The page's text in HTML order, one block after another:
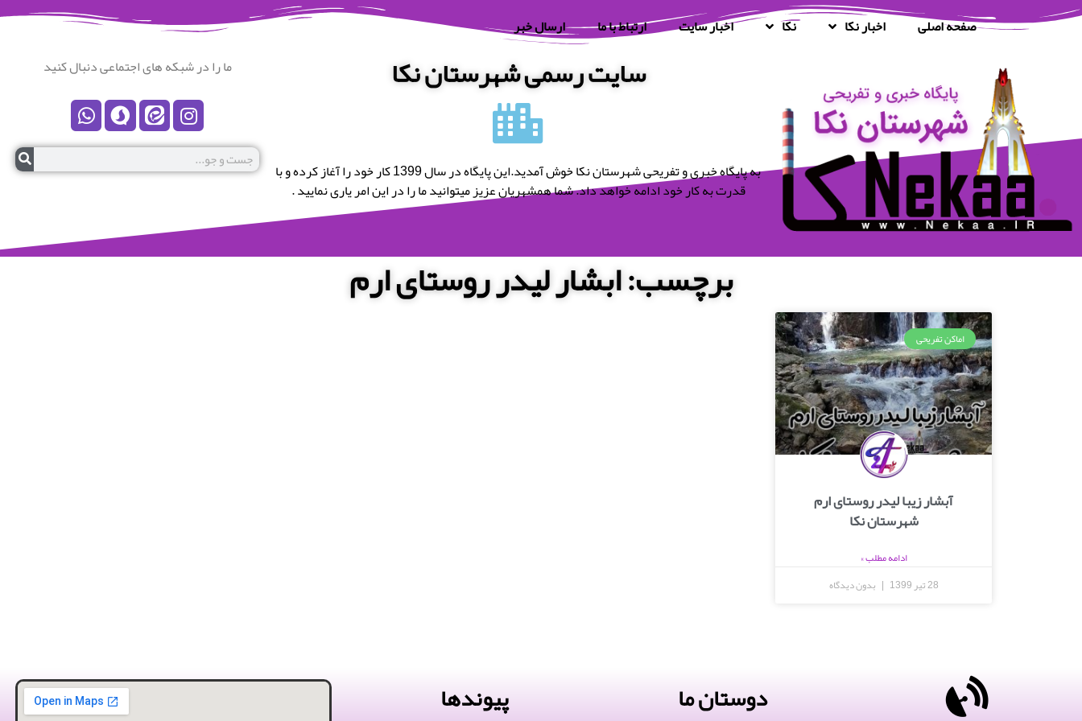
صفحه اصلی اخبار نکا نکا اخبار سایت ارتباط با ما ارسال خبر
سایت رسمی شهرستان نکا
به پایگاه خبری و تفریحی شهرستان نکا خوش آمدید.این پایگاه در سال 1399 کار خود را آغاز کرده و با
قدرت به کار خود ادامه خواهد داد. شما همشهریان عزیز میتوانید ما را در این امر یاری نمایید .
ما را در شبکه های اجتماعی دنبال کنید
برچسب: ابشار لیدر روستای ارم
اماکن تفریحی
آبشار زیبا لیدر روستای ارم
شهرستان نکا
ادامه مطلب »
28 تیر 1399
بدون دیدگاه
دوستان ما پیوندها